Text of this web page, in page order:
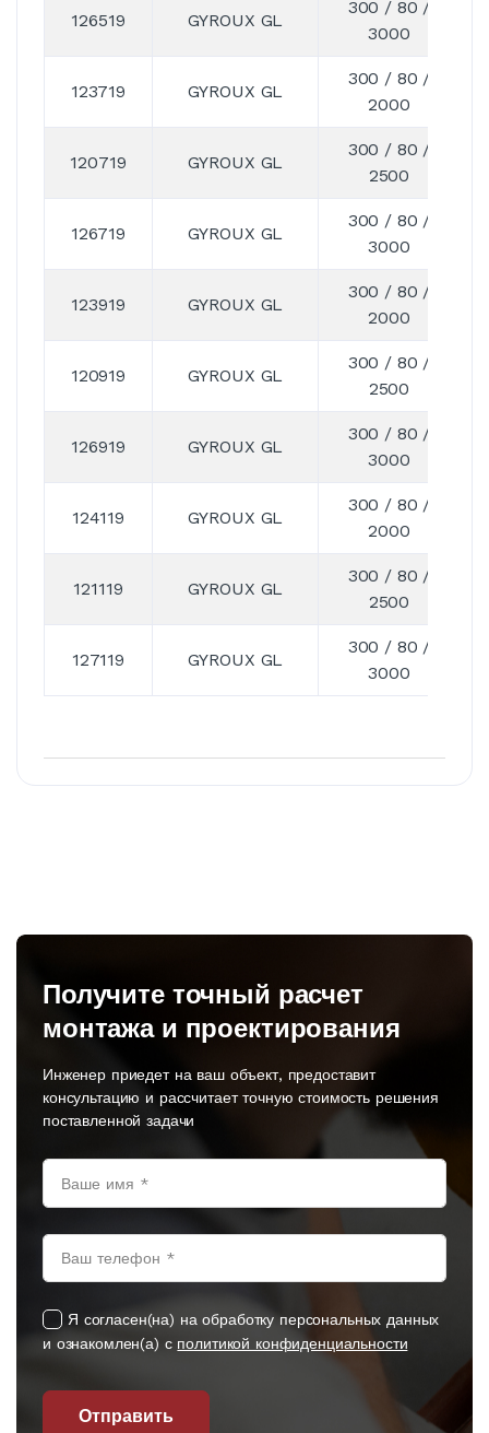
126519 GYROUX GL
300 / 80 /
3000
123719 GYROUX GL
300 / 80 /
2000
120719 GYROUX GL
300 / 80 /
2500
126719 GYROUX GL
300 / 80 /
3000
123919 GYROUX GL
300 / 80 /
2000
120919 GYROUX GL
300 / 80 /
2500
126919 GYROUX GL
300 / 80 /
3000
124119 GYROUX GL
300 / 80 /
2000
121119 GYROUX GL
300 / 80 /
2500
127119 GYROUX GL
300 / 80 /
3000
Получите точный расчет
монтажа и проектирования
Инженер приедет на ваш объект, предоставит
консультацию и рассчитает точную стоимость решения
поставленной задачи
Я согласен(на) на обработку персональных данных
и ознакомлен(а) с политикой конфиденциальности
Отправить